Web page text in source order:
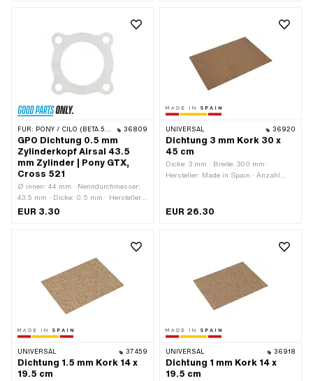
Lochbild [mm]: 48 x 48 · Alternative
FÜR: PONY / CILO (BETA 521 & 512) 36809
GPO Dichtung 0.5 mm
Zylinderkopf Airsal 43.5
mm Zylinder | Pony GTX,
Cross 521
Ø innen: 44 mm · Nenndurchmesser:
43.5 mm · Dicke: 0.5 mm · Hersteller:
GPO · Material: Aluminium · Ø
Alternative Ausf. der Pony OEM-Nr.:
EUR 3.30
UNIVERSAL 36920
Dichtung 3 mm Kork 30 x
45 cm
Dicke: 3 mm · Breite: 300 mm ·
Hersteller: Made in Spain · Anzahl
EUR 26.30
UNIVERSAL 37459
Dichtung 1.5 mm Kork 14 x
19.5 cm
UNIVERSAL 36918
Dichtung 1 mm Kork 14 x
19.5 cm